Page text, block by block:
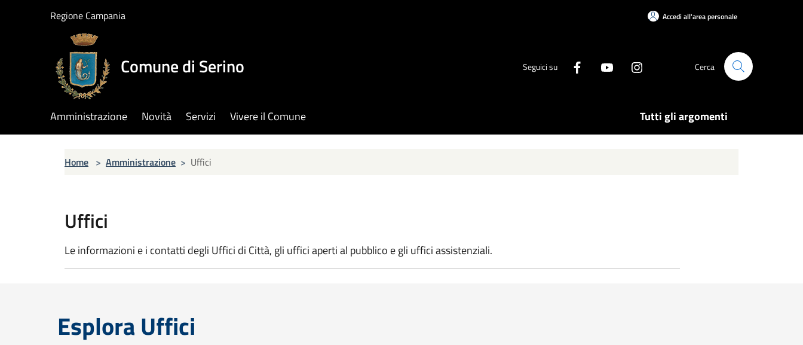
Regione Campania Accedi all'area personale
Comune di Serino Seguici su Cerca
Amministrazione Novità Servizi Vivere il Comune Tutti gli argomenti
Home > Amministrazione > Uffici
Uffici
Le informazioni e i contatti degli Uffici di Città, gli uffici aperti al pubblico e gli uffici assistenziali.
Esplora Uffici